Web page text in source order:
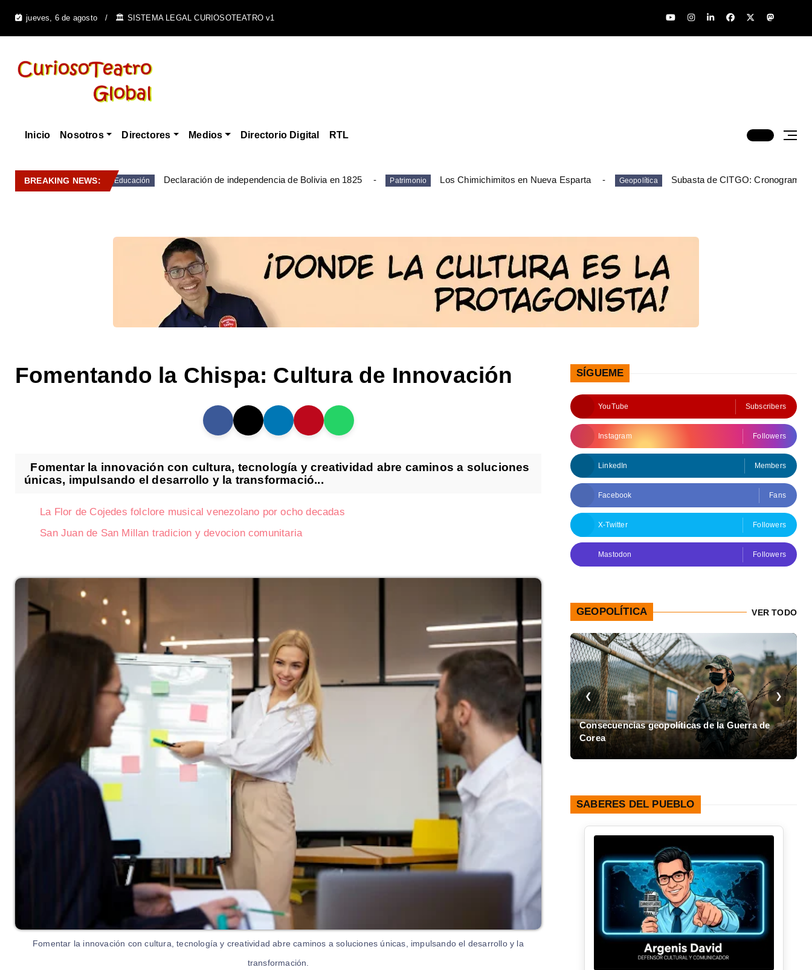
jueves, 6 de agosto 🏛️ SISTEMA LEGAL CURIOSOTEATRO v1
Inicio Nosotros Directores Medios Directorio Digital RTL
BREAKING NEWS: Educación Declaración de independencia de Bolivia en 1825 Patrimonio Los Chimichimitos en Nueva Esparta Geopolítica Subasta de CITGO: Cronograma
Fomentando la Chispa: Cultura de Innovación
Fomentar la innovación con cultura, tecnología y creatividad abre caminos a soluciones
únicas, impulsando el desarrollo y la transformació...
La Flor de Cojedes folclore musical venezolano por ocho decadas
San Juan de San Millan tradicion y devocion comunitaria
Fomentar la innovación con cultura, tecnología y creatividad abre caminos a soluciones únicas, impulsando el desarrollo y la
transformación.
SÍGUEME
YouTube Subscribers
Instagram Followers
LinkedIn Members
Facebook Fans
X-Twitter Followers
Mastodon Followers
GEOPOLÍTICA VER TODO
❮
Subasta de CITGO: Cronograma y Ofertas en
Consecuencias geopolíticas de la Guerra de
Corea
❯
SABERES DEL PUEBLO